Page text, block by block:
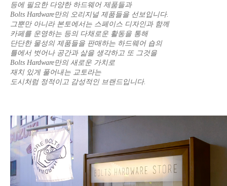
등에 필요한 다양한 하드웨어 제품들과
Bolts Hardware만의 오리지널 제품들을 선보입니다.
그뿐만 아니라 본토에서는 스페이스 디자인과 함께
카페를 운영하는 등의 다채로운 활동을 통해
단단한 물성의 제품들을 판매하는 하드웨어 숍의
틀에서 벗어나 공간과 삶을 생각하고 또 그것을
Bolts Hardware만의 새로운 가치로
재치 있게 풀어내는 교토라는
도시처럼 정적이고 감성적인 브랜드입니다.